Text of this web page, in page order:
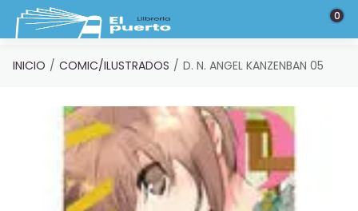
Saltar al contenido principal 0
INICIO COMIC/ILUSTRADOS D. N. ANGEL KANZENBAN 05